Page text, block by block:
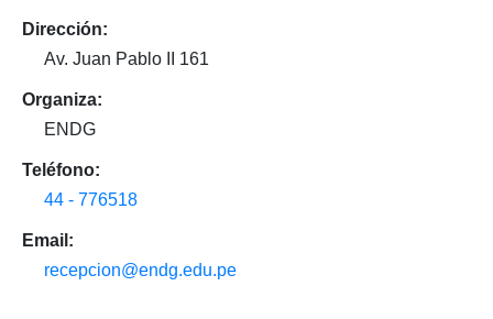
Dirección:
Av. Juan Pablo II 161
Organiza:
ENDG
Teléfono:
44 - 776518
Email:
recepcion@endg.edu.pe